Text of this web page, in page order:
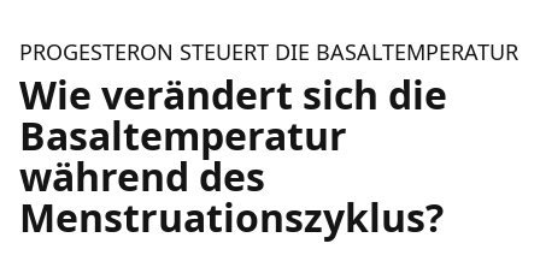
PROGESTERON STEUERT DIE BASALTEMPERATUR
Wie verändert sich die
Basaltemperatur
während des
Menstruationszyklus?